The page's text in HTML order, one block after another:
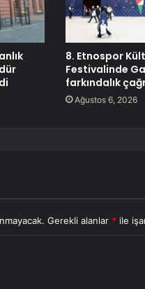
8. Etnospor
Festivalinde
farkındalık
Ağustos 6, 2026
Gerekli alanlar * ile